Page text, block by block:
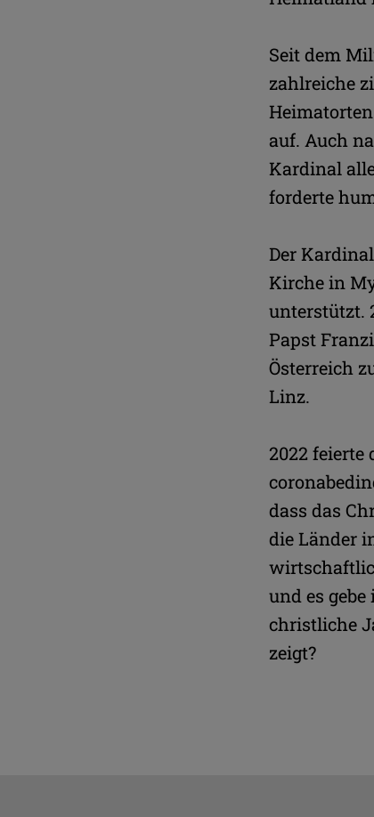
Seit dem
zahlreiche
auf. Auch
Kardinal
forderte
Der
Kirche in
unterstützt.
Papst
Österreich
Linz.
2022
dass das
die Länder
und es
christliche
zeigt?